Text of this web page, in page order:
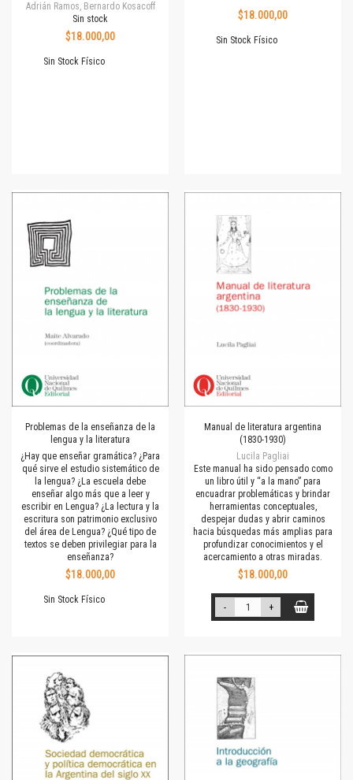
Adrián Ramos, Bernardo Kosacoff
Sin stock
$18.000,00
Sin Stock Físico
$18.000,00
Sin Stock Físico
Problemas de la enseñanza de la
lengua y la literatura
¿Hay que enseñar gramática? ¿Para
qué sirve el estudio sistemático de
la lengua? ¿La escuela debe
enseñar algo más que a leer y
escribir en Lengua? ¿La lectura y la
escritura son patrimonio exclusivo
del área de Lengua? ¿Qué tipo de
textos se deben privilegiar para la
enseñanza?
$18.000,00
Sin Stock Físico
Manual de literatura argentina
(1830-1930)
Lucila Pagliai
Este manual ha sido pensado como
un libro útil y “a la mano” para
encuadrar problemáticas y brindar
herramientas conceptuales,
despejar dudas y abrir caminos
hacia búsquedas más amplias para
profundizar conocimientos y el
acercamiento a otras miradas.
$18.000,00
- +